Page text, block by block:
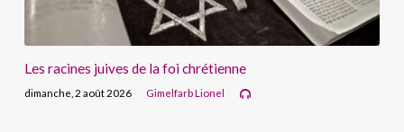
Les racines juives de la foi chrétienne
dimanche, 2 août 2026 Gimelfarb Lionel